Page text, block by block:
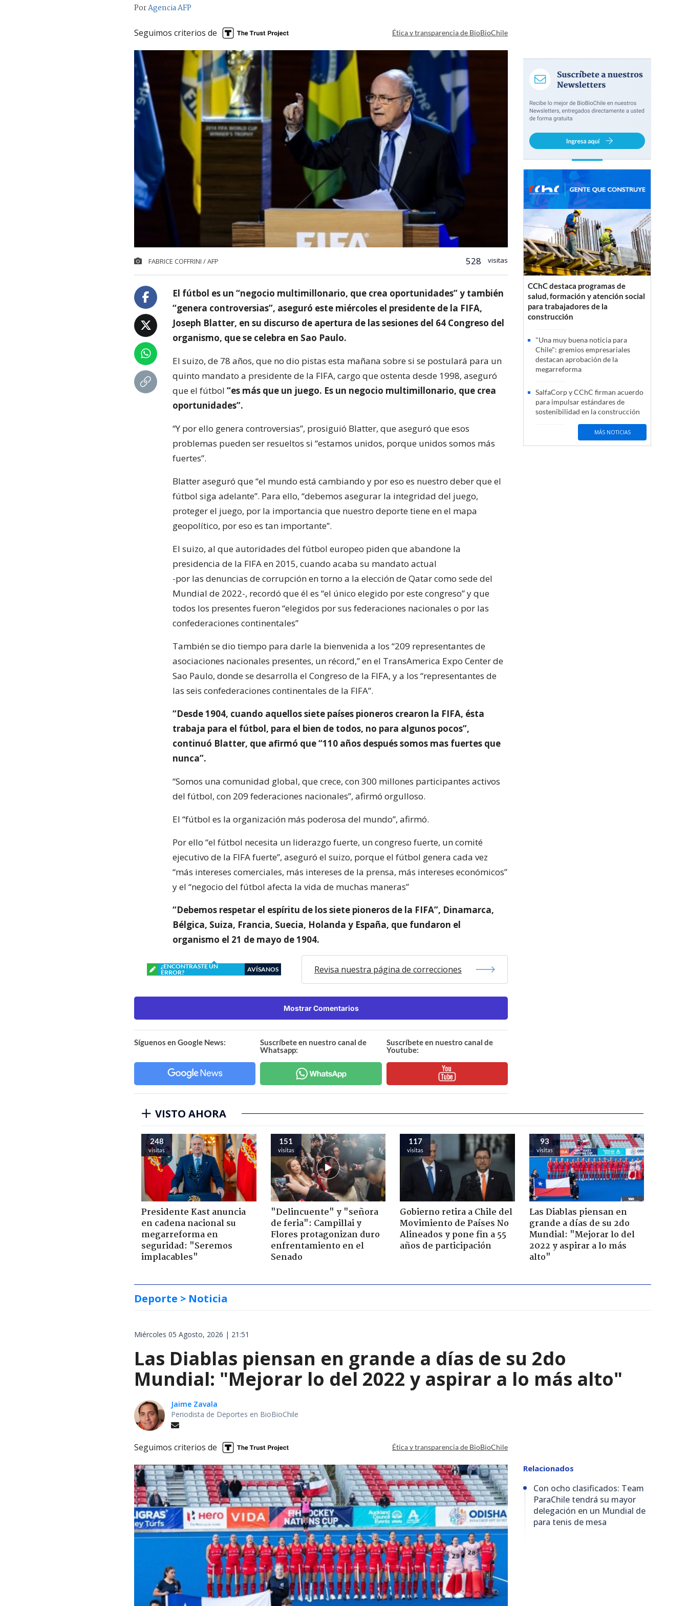
PorAgencia AFP
Seguimos criterios de Ética y transparencia de BioBioChile
FABRICE COFFRINI / AFP 528 visitas
El fútbol es un “negocio multimillonario, que crea oportunidades” y también
“genera controversias”, aseguró este miércoles el presidente de la FIFA,
Joseph Blatter, en su discurso de apertura de las sesiones del 64 Congreso del
organismo, que se celebra en Sao Paulo.
El suizo, de 78 años, que no dio pistas esta mañana sobre si se postulará para un
quinto mandato a presidente de la FIFA, cargo que ostenta desde 1998, aseguró
que el fútbol “es más que un juego. Es un negocio multimillonario, que crea
oportunidades”.
“Y por ello genera controversias”, prosiguió Blatter, que aseguró que esos
problemas pueden ser resueltos si “estamos unidos, porque unidos somos más
fuertes”.
Blatter aseguró que “el mundo está cambiando y por eso es nuestro deber que el
fútbol siga adelante”. Para ello, “debemos asegurar la integridad del juego,
proteger el juego, por la importancia que nuestro deporte tiene en el mapa
geopolítico, por eso es tan importante”.
El suizo, al que autoridades del fútbol europeo piden que abandone la
presidencia de la FIFA en 2015, cuando acaba su mandato actual
-por las denuncias de corrupción en torno a la elección de Qatar como sede del
Mundial de 2022-, recordó que él es “el único elegido por este congreso” y que
todos los presentes fueron “elegidos por sus federaciones nacionales o por las
confederaciones continentales”
También se dio tiempo para darle la bienvenida a los “209 representantes de
asociaciones nacionales presentes, un récord,” en el TransAmerica Expo Center de
Sao Paulo, donde se desarrolla el Congreso de la FIFA, y a los “representantes de
las seis confederaciones continentales de la FIFA”.
“Desde 1904, cuando aquellos siete países pioneros crearon la FIFA, ésta
trabaja para el fútbol, para el bien de todos, no para algunos pocos”,
continuó Blatter, que afirmó que “110 años después somos mas fuertes que
nunca”.
“Somos una comunidad global, que crece, con 300 millones participantes activos
del fútbol, con 209 federaciones nacionales”, afirmó orgulloso.
El “fútbol es la organización más poderosa del mundo”, afirmó.
Por ello “el fútbol necesita un liderazgo fuerte, un congreso fuerte, un comité
ejecutivo de la FIFA fuerte”, aseguró el suizo, porque el fútbol genera cada vez
“más intereses comerciales, más intereses de la prensa, más intereses económicos”
y el “negocio del fútbol afecta la vida de muchas maneras”
“Debemos respetar el espíritu de los siete pioneros de la FIFA”, Dinamarca,
Bélgica, Suiza, Francia, Suecia, Holanda y España, que fundaron el
organismo el 21 de mayo de 1904.
¿ENCONTRASTE UN
ERROR?
AVÍSANOS Revisa nuestra página de correcciones
Mostrar Comentarios
Síguenos en Google News:
Suscríbete en nuestro canal de
Whatsapp:
Suscríbete en nuestro canal de
Youtube:
CChC destaca programas de
salud, formación y atención social
para trabajadores de la
construcción
"Una muy buena noticia para
Chile": gremios empresariales
destacan aprobación de la
megarreforma
SalfaCorp y CChC firman acuerdo
para impulsar estándares de
sostenibilidad en la construcción
MÁS NOTICIAS
VISTO AHORA
248
visitas
Presidente Kast anuncia
en cadena nacional su
megarreforma en
seguridad: "Seremos
implacables"
151
visitas
"Delincuente" y "señora
de feria": Campillai y
Flores protagonizan duro
enfrentamiento en el
Senado
117
visitas
Gobierno retira a Chile del
Movimiento de Países No
Alineados y pone fin a 55
años de participación
93
visitas
Las Diablas piensan en
grande a días de su 2do
Mundial: "Mejorar lo del
2022 y aspirar a lo más
alto"
Deporte > Noticia
Miércoles 05 Agosto, 2026 | 21:51
Las Diablas piensan en grande a días de su 2do
Mundial: "Mejorar lo del 2022 y aspirar a lo más alto"
Jaime Zavala
Periodista de Deportes en BioBioChile
Seguimos criterios de Ética y transparencia de BioBioChile
Relacionados
Con ocho clasificados: Team
ParaChile tendrá su mayor
delegación en un Mundial de
para tenis de mesa